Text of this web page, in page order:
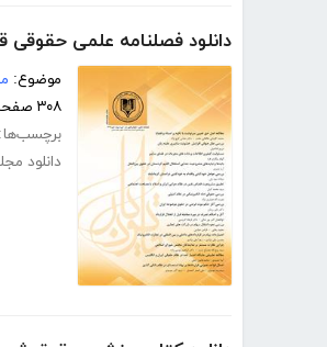
دانلود فصلنامه علمی حقوقی
موضوع:
۳۰۸ صفحه
برچسب‌ها:
دانلود